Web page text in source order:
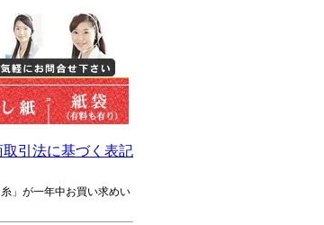
取引法に基づく表記
」が一年中お買い求めい